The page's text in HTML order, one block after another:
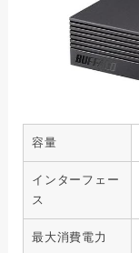
容量
インターフェー
ス
最大消費電力